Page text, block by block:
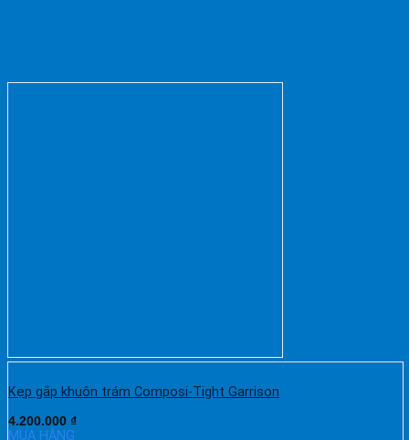
Kẹp gắp khuôn trám Composi-Tight Garrison
4.200.000 ₫
MUA HÀNG